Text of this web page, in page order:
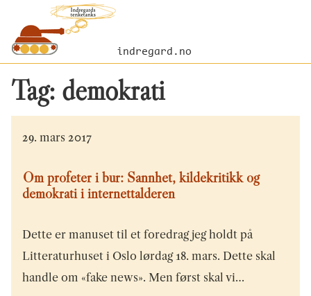
indregard.no
Tag: demokrati
29. mars 2017
Om profeter i bur: Sannhet, kildekritikk og
demokrati i internettalderen
Dette er manuset til et foredrag jeg holdt på
Litteraturhuset i Oslo lørdag 18. mars. Dette skal
handle om «fake news». Men først skal vi…